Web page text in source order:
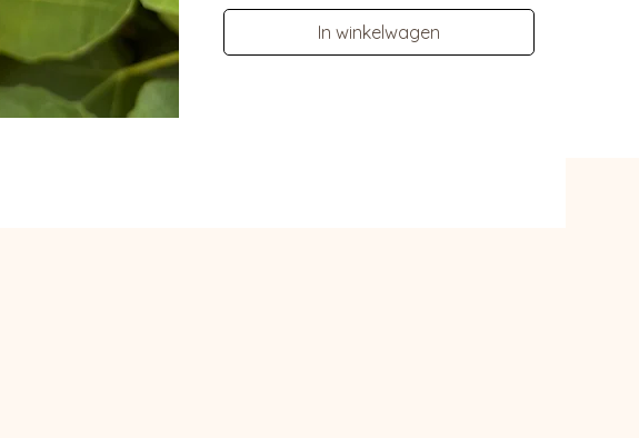
speelse manier de verbeelding en de
zintuigelijk ontwikkeling van kinderen.
In winkelwagen